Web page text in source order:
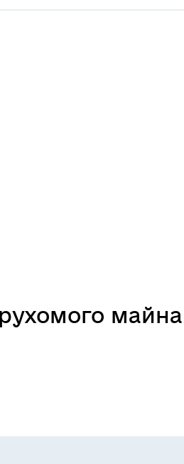
майна